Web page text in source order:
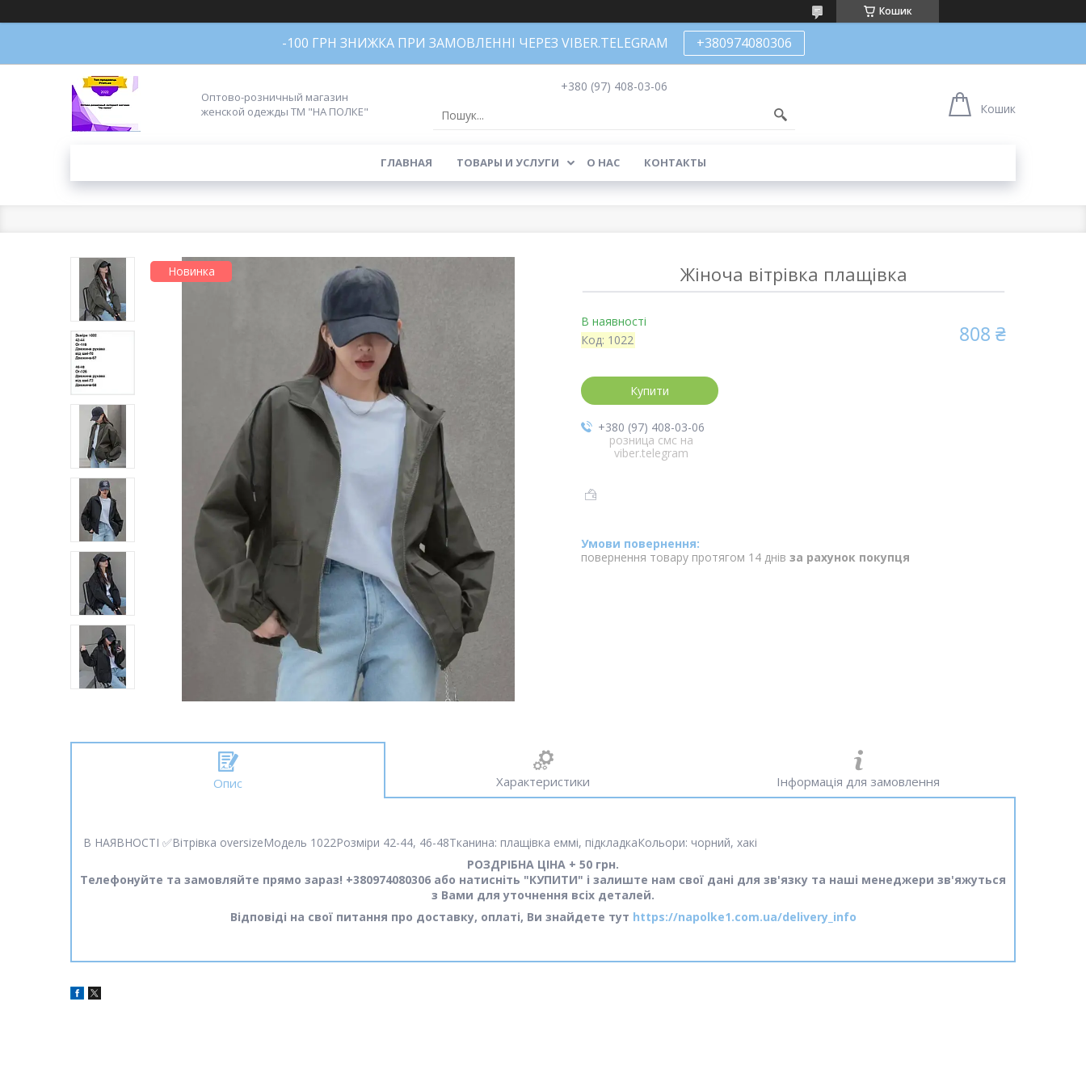
Кошик
-100 ГРН ЗНИЖКА ПРИ ЗАМОВЛЕННІ ЧЕРЕЗ VIBER.TELEGRAM +380974080306
Оптово-розничный магазин
женской одежды ТМ "НА ПОЛКЕ"
+380 (97) 408-03-06
Кошик
ГЛАВНАЯ ТОВАРЫ И УСЛУГИ О НАС КОНТАКТЫ
Новинка Жіноча вітрівка плащівка
В наявності
Код: 1022 808 ₴
Купити
+380 (97) 408-03-06
розница смс на
viber.telegram
повернення товару протягом 14 днів за рахунок покупця
Опис Характеристики Інформація для замовлення
В НАЯВНОСТІ ✅Вітрівка oversizeМодель 1022Розміри 42-44, 46-48Тканина: плащівка еммі, підкладкаКольори: чорний, хакі
РОЗДРІБНА ЦІНА + 50 грн.
Телефонуйте та замовляйте прямо зараз! +380974080306 або натисніть "КУПИТИ" і залиште нам свої дані для зв'язку та наші менеджери зв'яжуться
з Вами для уточнення всіх деталей.
Відповіді на свої питання про доставку, оплаті, Ви знайдете тут https://napolke1.com.ua/delivery_info